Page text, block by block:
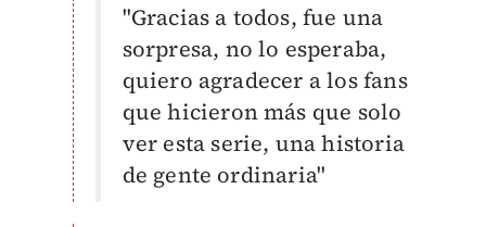
"Gracias a todos, fue una
sorpresa, no lo esperaba,
quiero agradecer a los fans
que hicieron más que solo
ver esta serie, una historia
de gente ordinaria"